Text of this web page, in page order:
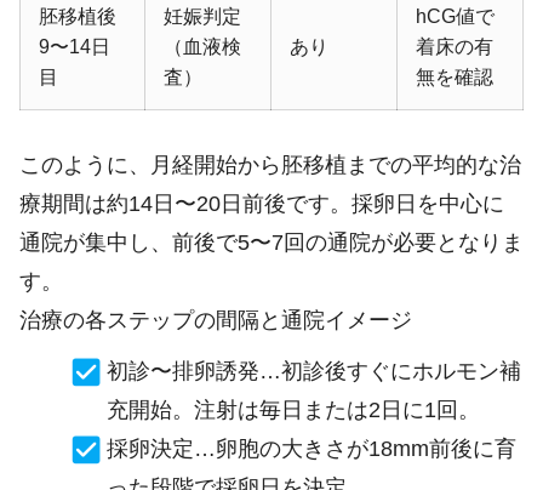
胚移植後
9〜14日
目
妊娠判定
（血液検
査）
あり
hCG値で
着床の有
無を確認
このように、月経開始から胚移植までの平均的な治
療期間は約14日〜20日前後です。採卵日を中心に
通院が集中し、前後で5〜7回の通院が必要となりま
す。
治療の各ステップの間隔と通院イメージ
初診〜排卵誘発…初診後すぐにホルモン補
充開始。注射は毎日または2日に1回。
採卵決定…卵胞の大きさが18mm前後に育